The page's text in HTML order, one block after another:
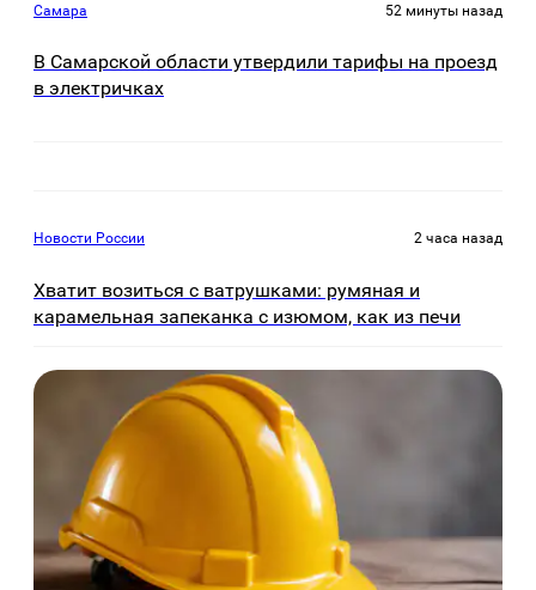
Самара 52 минуты назад
В Самарской области утвердили тарифы на проезд
в электричках
Новости России 2 часа назад
Хватит возиться с ватрушками: румяная и
карамельная запеканка с изюмом, как из печи